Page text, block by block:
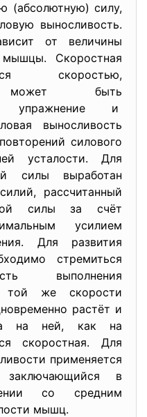
(абсолютную) силу,
выносливость.
от величины
Скоростная
скоростью,
быть
упражнение и
выносливость
силового
усталости. Для
силы выработан
рассчитанный
силы за счёт
усилием
Для развития
стремиться
выполнения
той же скорости
растёт и
а на ней, как на
скоростная. Для
применяется
в
со средним
мышц.